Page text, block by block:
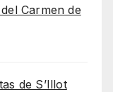
Carmen de
de S’Illot